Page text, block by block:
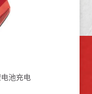
池充电